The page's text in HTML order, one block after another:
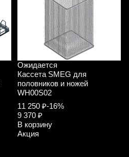
Ожидается
Кассета SMEG для
половников и ножей
WH00S02
11 250 ₽-16%
9 370 ₽
В корзину
Акция